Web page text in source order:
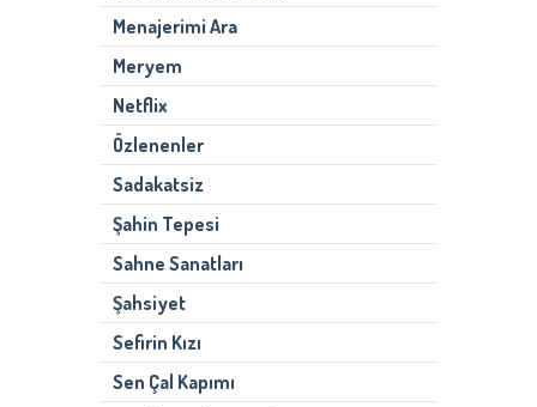
Menajerimi Ara
Meryem
Netflix
Özlenenler
Sadakatsiz
Şahin Tepesi
Sahne Sanatları
Şahsiyet
Sefirin Kızı
Sen Çal Kapımı